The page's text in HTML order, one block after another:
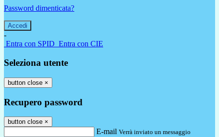
Password dimenticata?
-
Entra con SPID Entra con CIE
Seleziona utente
button close ×
Recupero password
button close ×
E-mail Verrà inviato un messaggio